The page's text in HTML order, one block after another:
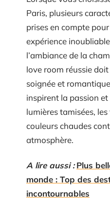
Paris, plusieurs
prises en compte
expérience
l’ambiance de la
love room réussie
soignée et
inspirent la passion et
lumières tamisées,
couleurs chaudes
atmosphère.
A lire aussi : Plus
monde : Top des
incontournables